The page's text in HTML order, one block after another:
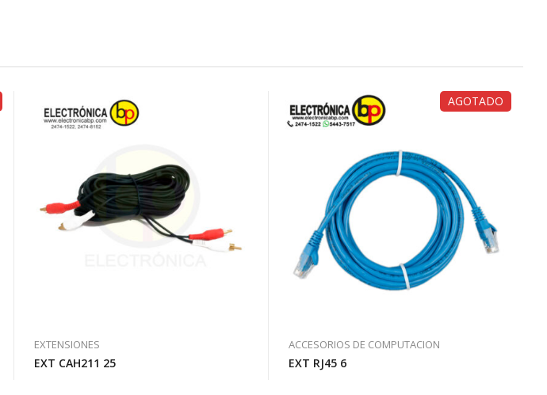
EXTENSIONES
EXT CAH211 25
AGOTADO
ACCESORIOS DE COMPUTACION
EXT RJ45 6